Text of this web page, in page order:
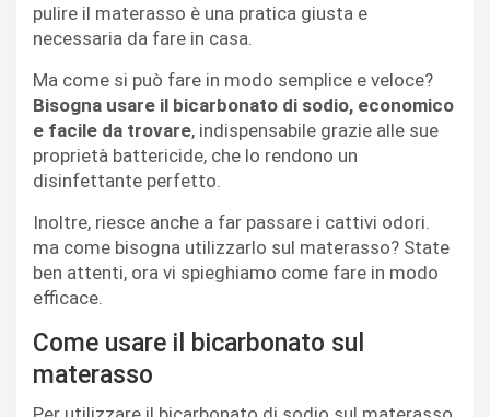
pulire il materasso è una pratica giusta e
necessaria da fare in casa.
Ma come si può fare in modo semplice e veloce?
Bisogna usare il bicarbonato di sodio, economico
e facile da trovare, indispensabile grazie alle sue
proprietà battericide, che lo rendono un
disinfettante perfetto.
Inoltre, riesce anche a far passare i cattivi odori.
ma come bisogna utilizzarlo sul materasso? State
ben attenti, ora vi spieghiamo come fare in modo
efficace.
Come usare il bicarbonato sul
materasso